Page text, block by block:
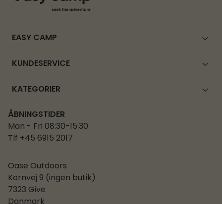
EASY CAMP
KUNDESERVICE
KATEGORIER
ÅBNINGSTIDER
Man - Fri 08:30-15:30
Tlf +45 6915 2017
Oase Outdoors
Kornvej 9 (ingen butik)
7323 Give